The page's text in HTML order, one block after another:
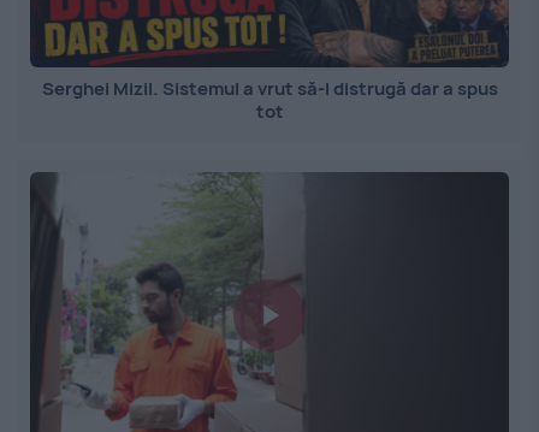
Serghei Mizil. Sistemul a vrut să-l distrugă dar a spus
tot